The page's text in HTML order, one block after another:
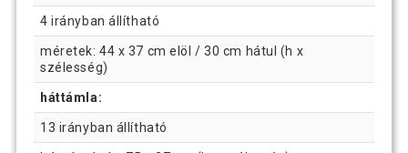
4 irányban állítható
méretek: 44 x 37 cm elöl / 30 cm hátul (h x
szélesség)
háttámla:
13 irányban állítható